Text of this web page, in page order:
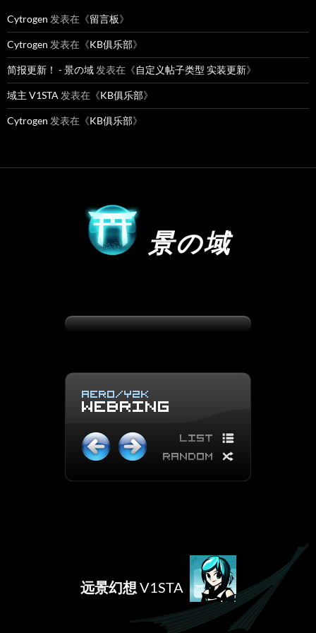
Cytrogen 发表在《留言板》
Cytrogen 发表在《KB俱乐部》
简报更新！ - 景の域发表在《自定义帖子类型 实装更新》
域主 V1STA发表在《KB俱乐部》
Cytrogen 发表在《KB俱乐部》
景の域
远景幻想 V1STA